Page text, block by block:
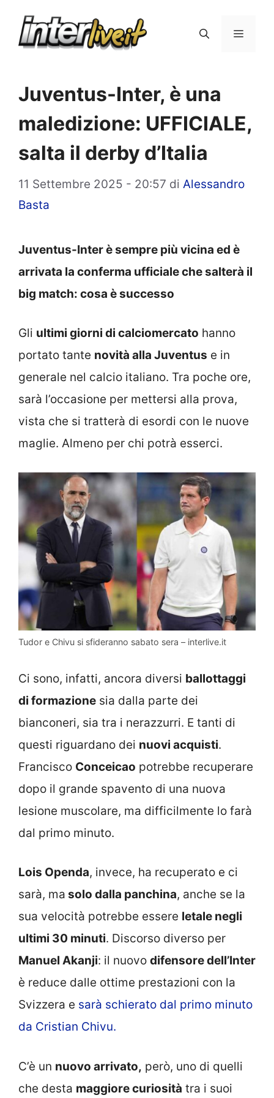
Menu
Juventus-Inter, è una
maledizione: UFFICIALE,
salta il derby d’Italia
11 Settembre 2025 - 20:57 di Alessandro
Basta
Juventus-Inter è sempre più vicina ed è
arrivata la conferma ufficiale che salterà il
big match: cosa è successo
Gli ultimi giorni di calciomercato hanno
portato tante novità alla Juventus e in
generale nel calcio italiano. Tra poche ore,
sarà l’occasione per mettersi alla prova,
vista che si tratterà di esordi con le nuove
maglie. Almeno per chi potrà esserci.
Tudor e Chivu si sfideranno sabato sera – interlive.it
Ci sono, infatti, ancora diversi ballottaggi
di formazione sia dalla parte dei
bianconeri, sia tra i nerazzurri. E tanti di
questi riguardano dei nuovi acquisti.
Francisco Conceicao potrebbe recuperare
dopo il grande spavento di una nuova
lesione muscolare, ma difficilmente lo farà
dal primo minuto.
Lois Openda, invece, ha recuperato e ci
sarà, ma solo dalla panchina, anche se la
sua velocità potrebbe essere letale negli
ultimi 30 minuti. Discorso diverso per
Manuel Akanji: il nuovo difensore dell’Inter
è reduce dalle ottime prestazioni con la
Svizzera e sarà schierato dal primo minuto
da Cristian Chivu.
C’è un nuovo arrivato, però, uno di quelli
che desta maggiore curiosità tra i suoi